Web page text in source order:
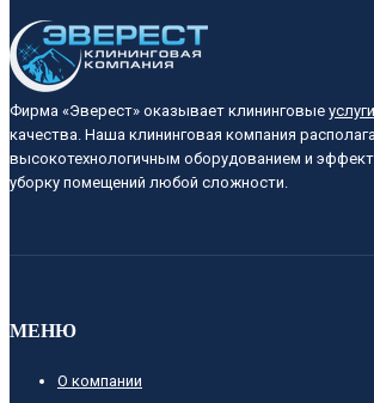
Фирма «Эверест» оказывает клининговые услуги
качества. Наша клининговая компания
высокотехнологичным оборудованием и
уборку помещений любой сложности.
МЕНЮ
О компании